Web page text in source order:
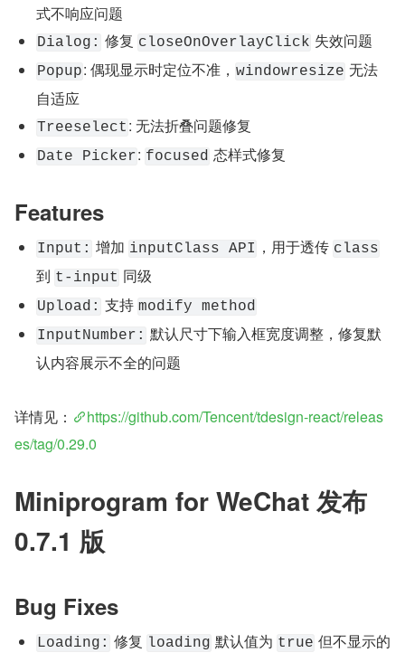
式不响应问题
Dialog: 修复 closeOnOverlayClick 失效问题
Popup: 偶现显示时定位不准， windowresize 无法
自适应
Treeselect : 无法折叠问题修复
Date Picker: focused 态样式修复
Features
Input: 增加 inputClass API ，用于透传 class
到 t-input 同级
Upload: 支持 modify method
InputNumber: 默认尺寸下输入框宽度调整，修复默
认内容展示不全的问题
详情见：
https://github.com/Tencent/tdesign-react/releas
es/tag/0.29.0
Miniprogram for WeChat 发布
0.7.1 版
Bug Fixes
Loading: 修复 loading 默认值为 true 但不显示的